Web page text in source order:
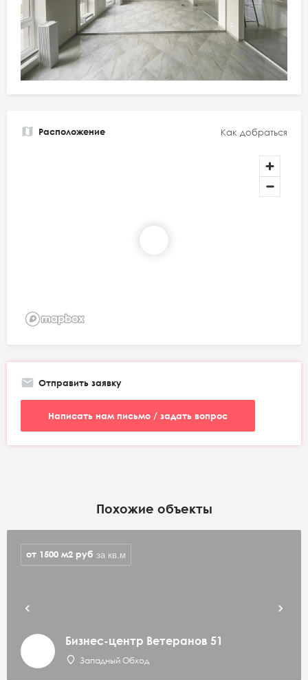
Расположение Как добраться
Отправить заявку
Написать нам письмо / задать вопрос
Похожие объекты
Бизнес-центр Ветеранов 51
Западный Обход
от 1500 м2 руб за кв.м